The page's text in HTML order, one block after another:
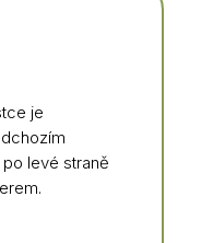
je
levé straně